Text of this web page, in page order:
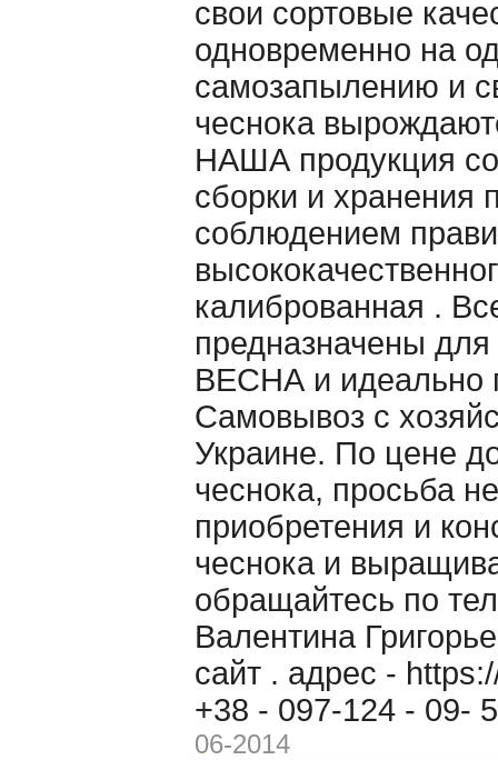
свои сортовые
одновременно на
самозапылению и
чеснока
НАША продукция
сборки и хранения
cоблюдением
калиброванная .
предназначены
ВЕСНА и идеально
Самовывоз с
Украине. По цене
чеснока, просьба
приобретения и
чеснока и
обращайтесь по
Валентина
сайт . адрес -
+38 - 097-124 - 09-
06-2014